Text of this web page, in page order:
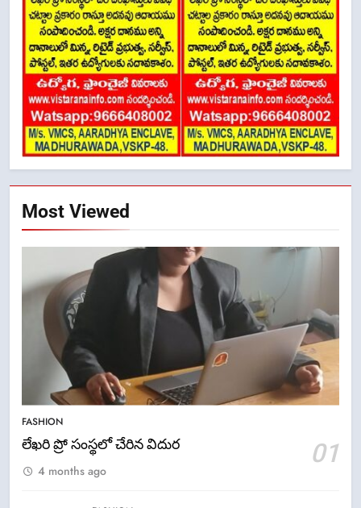
Most Viewed
FASHION
లేఖరి ప్రో సంస్థలో చేరిన విదుర 01
4 months ago